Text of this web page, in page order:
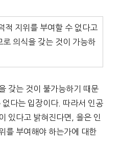
적 지위를 부여할 수 없다고
의식을 갖는 것이 가능하
갖는 것이 불가능하기 때문
다는 입장이다. 따라서 인공
있다고 밝혀진다면, 을은 인
를 부여해야 하는가에 대한